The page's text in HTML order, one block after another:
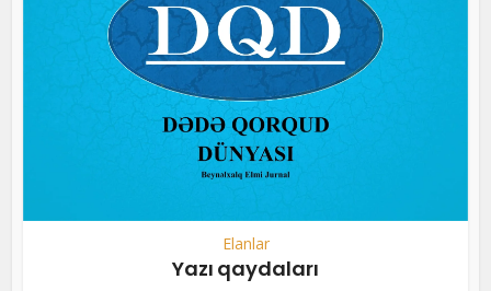
Elanlar
Yazı qaydaları